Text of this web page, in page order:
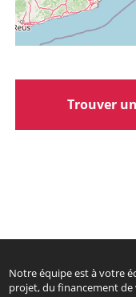
Trouver
Notre équipe est à votre
projet, du financement